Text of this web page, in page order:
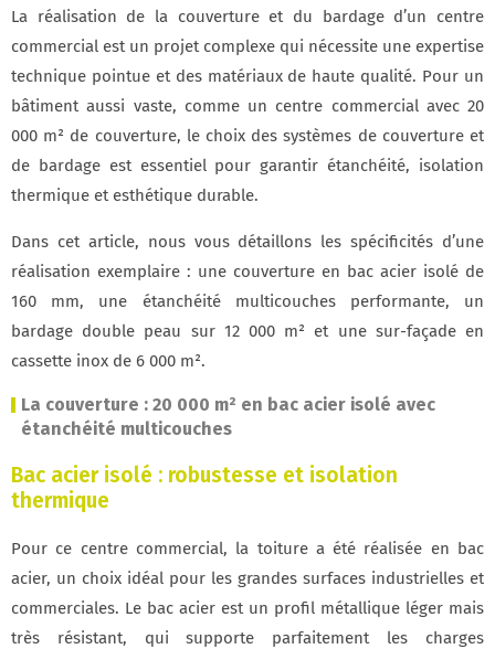
La réalisation de la couverture et du bardage d’un centre
commercial est un projet complexe qui nécessite une expertise
technique pointue et des matériaux de haute qualité. Pour un
bâtiment aussi vaste, comme un centre commercial avec 20
000 m² de couverture, le choix des systèmes de couverture et
de bardage est essentiel pour garantir étanchéité, isolation
thermique et esthétique durable.
Dans cet article, nous vous détaillons les spécificités d’une
réalisation exemplaire : une couverture en bac acier isolé de
160 mm, une étanchéité multicouches performante, un
bardage double peau sur 12 000 m² et une sur-façade en
cassette inox de 6 000 m².
La couverture : 20 000 m² en bac acier isolé avec
étanchéité multicouches
Bac acier isolé : robustesse et isolation
thermique
Pour ce centre commercial, la toiture a été réalisée en bac
acier, un choix idéal pour les grandes surfaces industrielles et
commerciales. Le bac acier est un profil métallique léger mais
très résistant, qui supporte parfaitement les charges